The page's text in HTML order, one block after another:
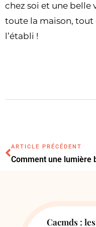
chez soi et une
toute la maison, tout
l’établi !
ARTICLE PRÉCÉDENT
Cacmds :